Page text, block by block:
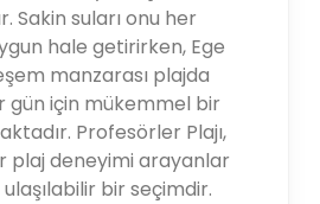
Sakin suları onu her
hale getirirken, Ege
manzarası plajda
gün için mükemmel bir
Profesörler Plajı,
plaj deneyimi arayanlar
bir seçimdir.